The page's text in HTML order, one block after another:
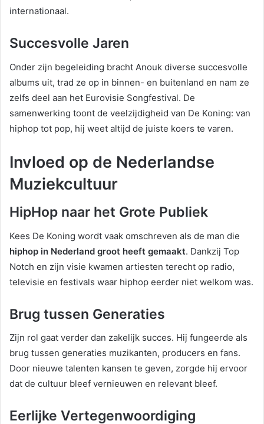
internationaal.
Succesvolle Jaren
Onder zijn begeleiding bracht Anouk diverse succesvolle
albums uit, trad ze op in binnen- en buitenland en nam ze
zelfs deel aan het Eurovisie Songfestival. De
samenwerking toont de veelzijdigheid van De Koning: van
hiphop tot pop, hij weet altijd de juiste koers te varen.
Invloed op de Nederlandse
Muziekcultuur
HipHop naar het Grote Publiek
Kees De Koning wordt vaak omschreven als de man die
hiphop in Nederland groot heeft gemaakt. Dankzij Top
Notch en zijn visie kwamen artiesten terecht op radio,
televisie en festivals waar hiphop eerder niet welkom was.
Brug tussen Generaties
Zijn rol gaat verder dan zakelijk succes. Hij fungeerde als
brug tussen generaties muzikanten, producers en fans.
Door nieuwe talenten kansen te geven, zorgde hij ervoor
dat de cultuur bleef vernieuwen en relevant bleef.
Eerlijke Vertegenwoordiging